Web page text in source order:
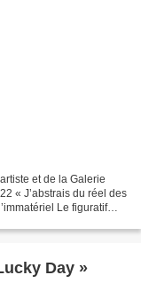
et de la Galerie
« J’abstrais du réel des
Le figuratif
Day »